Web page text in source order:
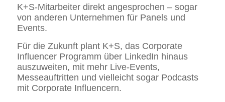
K+S-Mitarbeiter direkt angesprochen – sogar
von anderen Unternehmen für Panels und
Events.
Für die Zukunft plant K+S, das Corporate
Influencer Programm über LinkedIn hinaus
auszuweiten, mit mehr Live-Events,
Messeauftritten und vielleicht sogar Podcasts
mit Corporate Influencern.